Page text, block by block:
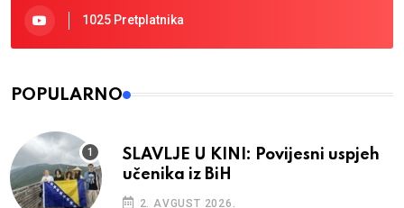
1025 Pretplatnika
POPULARNO
SLAVLJE U KINI: Povijesni uspjeh
učenika iz BiH
2. AVGUST 2026.